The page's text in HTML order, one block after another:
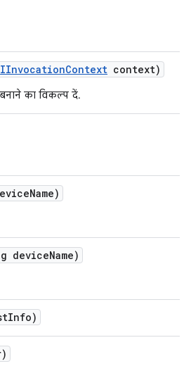
IInvocationContext context)
का विकल्प दें.
Name)
deviceName)
Info)